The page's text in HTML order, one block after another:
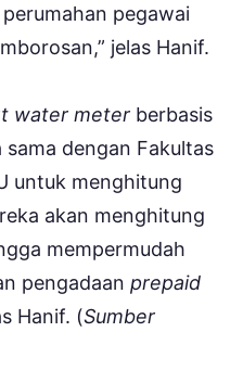
pegawai
jelas Hanif.
water meter berbasis
dengan Fakultas
untuk menghitung
akan menghitung
mempermudah
pengadaan prepaid
Hanif. (Sumber